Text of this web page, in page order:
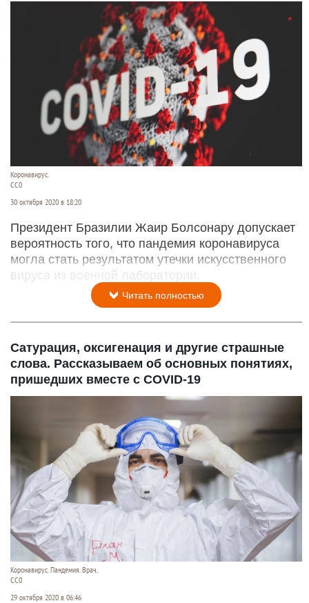
Коронавирус.
CC0
30 октября 2020 в 18:20
Президент Бразилии Жаир Болсонару допускает
вероятность того, что пандемия коронавируса
могла стать результатом утечки искусственного
вируса из военной лаборатории.
Читать полностью
Сатурация, оксигенация и другие страшные
слова. Рассказываем об основных понятиях,
пришедших вместе с COVID-19
Коронавирус. Пандемия. Врач.
CC0
29 октября 2020 в 06:46